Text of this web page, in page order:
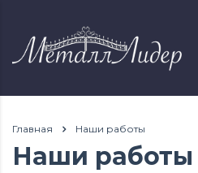
Главная Наши работы
Наши работы